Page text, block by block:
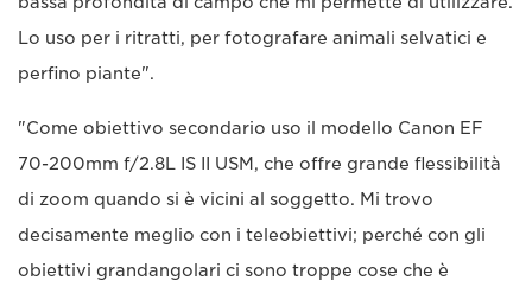
Lo uso per i ritratti, per fotografare animali selvatici e
perfino piante".
"Come obiettivo secondario uso il modello Canon EF
70-200mm f/2.8L IS II USM, che offre grande flessibilità
di zoom quando si è vicini al soggetto. Mi trovo
decisamente meglio con i teleobiettivi; perché con gli
obiettivi grandangolari ci sono troppe cose che è